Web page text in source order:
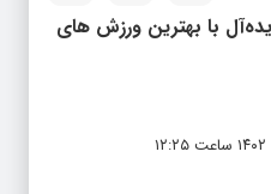
با بهترین ورزش های